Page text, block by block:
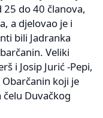
do 40 članova,
a djelovao je i
bili Jadranka
Veliki
i Josip Jurić -Pepi,
koji je
Duvačkog